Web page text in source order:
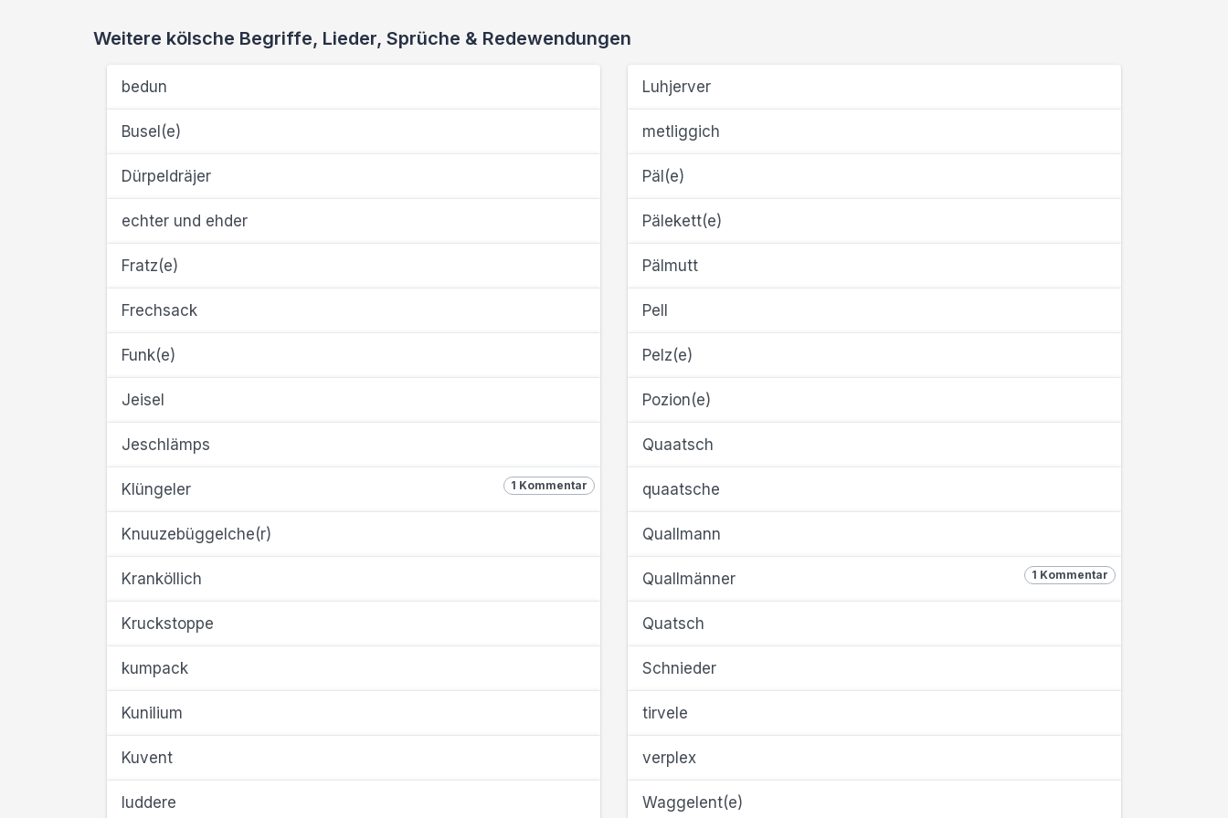
Weitere kölsche Begriffe, Lieder, Sprüche & Redewendungen
bedun
Busel(e)
Dürpeldräjer
echter und ehder
Fratz(e)
Frechsack
Funk(e)
Jeisel
Jeschlämps
1 Kommentar
Klüngeler
Knuuzebüggelche(r)
Kranköllich
Kruckstoppe
kumpack
Kunilium
Kuvent
luddere
Luhjerver
metliggich
Päl(e)
Pälekett(e)
Pälmutt
Pell
Pelz(e)
Pozion(e)
Quaatsch
quaatsche
Quallmann
1 Kommentar
Quallmänner
Quatsch
Schnieder
tirvele
verplex
Waggelent(e)